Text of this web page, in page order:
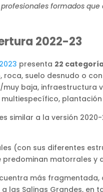
formados
2022-23
presenta 22
suelo desnudo o
baja, infraestructura
similar a la versión
(con sus diferentes
matorrales y
más
las Salinas Grandes,